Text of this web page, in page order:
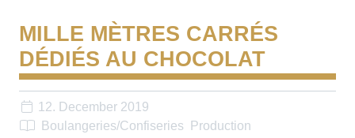
MILLE MÈTRES CARRÉS
DÉDIÉS AU CHOCOLAT
12. December 2019
Boulangeries/Confiseries
Production